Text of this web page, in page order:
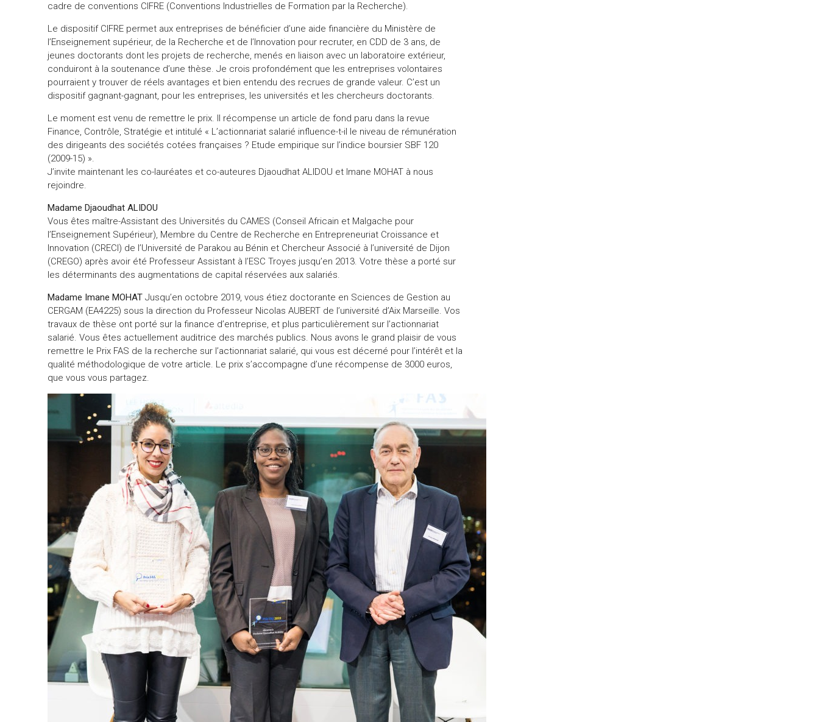
cadre de conventions CIFRE (Conventions Industrielles de Formation par la Recherche).
Le dispositif CIFRE permet aux entreprises de bénéficier d’une aide financière du Ministère de
lʼEnseignement supérieur, de la Recherche et de lʼInnovation pour recruter, en CDD de 3 ans, de
jeunes doctorants dont les projets de recherche, menés en liaison avec un laboratoire extérieur,
conduiront à la soutenance d’une thèse. Je crois profondément que les entreprises volontaires
pourraient y trouver de réels avantages et bien entendu des recrues de grande valeur. C’est un
dispositif gagnant-gagnant, pour les entreprises, les universités et les chercheurs doctorants.
Le moment est venu de remettre le prix. Il récompense un article de fond paru dans la revue
Finance, Contrôle, Stratégie et intitulé « L’actionnariat salarié influence-t-il le niveau de rémunération
des dirigeants des sociétés cotées françaises ? Etude empirique sur l’indice boursier SBF 120
(2009-15) ».
J’invite maintenant les co-lauréates et co-auteures Djaoudhat ALIDOU et Imane MOHAT à nous
rejoindre.
Madame Djaoudhat ALIDOU
Vous êtes maître-Assistant des Universités du CAMES (Conseil Africain et Malgache pour
l’Enseignement Supérieur), Membre du Centre de Recherche en Entrepreneuriat Croissance et
Innovation (CRECI) de l’Université de Parakou au Bénin et Chercheur Associé à l’université de Dijon
(CREGO) après avoir été Professeur Assistant à l’ESC Troyes jusqu’en 2013. Votre thèse a porté sur
les déterminants des augmentations de capital réservées aux salariés.
Madame Imane MOHAT Jusqu’en octobre 2019, vous étiez doctorante en Sciences de Gestion au
CERGAM (EA4225) sous la direction du Professeur Nicolas AUBERT de l’université d’Aix Marseille. Vos
travaux de thèse ont porté sur la finance d’entreprise, et plus particulièrement sur l’actionnariat
salarié. Vous êtes actuellement auditrice des marchés publics. Nous avons le grand plaisir de vous
remettre le Prix FAS de la recherche sur l’actionnariat salarié, qui vous est décerné pour l’intérêt et la
qualité méthodologique de votre article. Le prix s’accompagne d’une récompense de 3000 euros,
que vous vous partagez.